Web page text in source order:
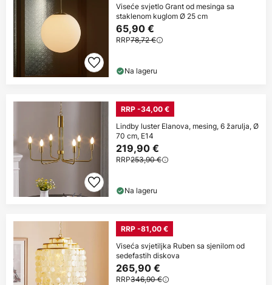
Viseće svjetlo Grant od mesinga sa
staklenom kuglom Ø 25 cm
65,90 €
RRP78,72 €
Na lageru
RRP -34,00 €
Lindby luster Elanova, mesing, 6 žarulja, Ø
70 cm, E14
219,90 €
RRP253,90 €
Na lageru
RRP -81,00 €
Viseća svjetiljka Ruben sa sjenilom od
sedefastih diskova
265,90 €
RRP346,90 €